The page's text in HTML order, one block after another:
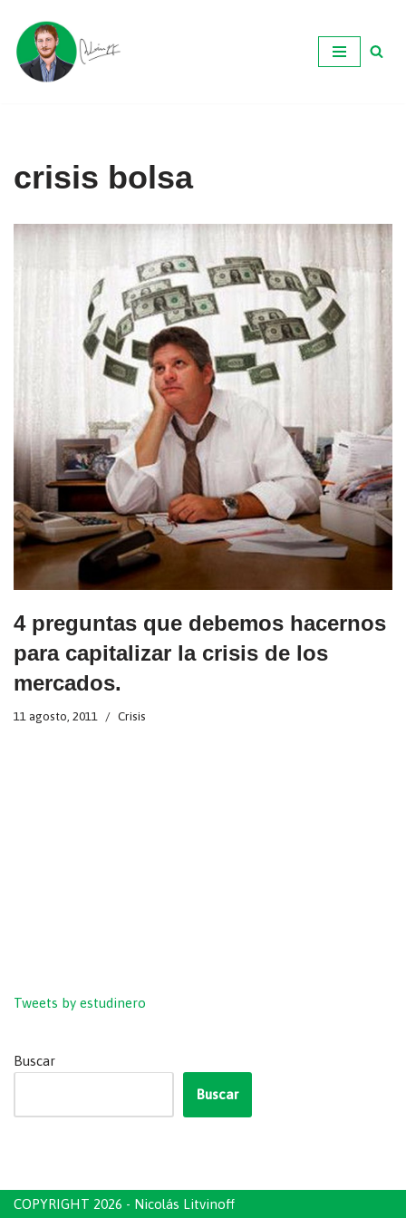
Ir
al
crisis bolsa
4 preguntas que debemos hacernos
para capitalizar la crisis de los
mercados.
11 agosto, 2011 Crisis
Tweets by estudinero
Buscar
Buscar
COPYRIGHT 2026 - Nicolás Litvinoff